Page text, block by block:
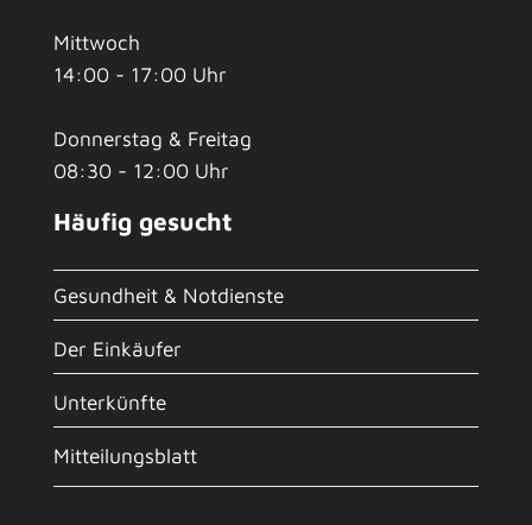
Mittwoch
14:00 - 17:00 Uhr
Donnerstag & Freitag
08:30 - 12:00 Uhr
Häufig gesucht
Gesundheit & Notdienste
Der Einkäufer
Unterkünfte
Mitteilungsblatt